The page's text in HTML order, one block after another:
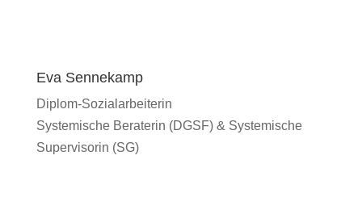
Eva Sennekamp
Diplom-Sozialarbeiterin
Systemische Beraterin (DGSF) & Systemische
Supervisorin (SG)